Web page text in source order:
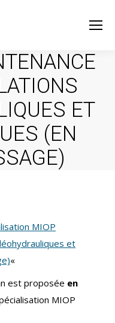
ET
(EN
MIOP
et
«
est proposée en
MIOP